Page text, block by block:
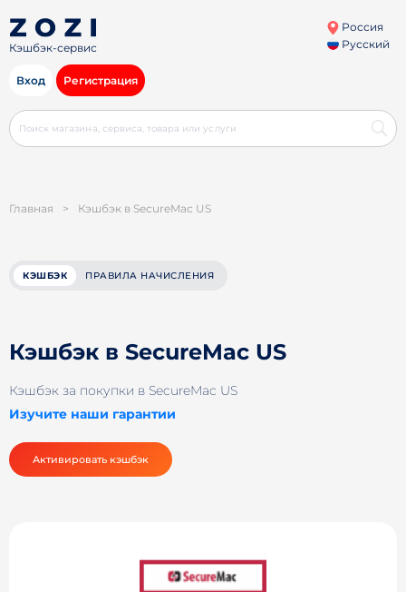
Кэшбэк-сервис
Россия
Русский
Вход Регистрация
Главная > Кэшбэк в SecureMac US
КЭШБЭК ПРАВИЛА НАЧИСЛЕНИЯ
Кэшбэк в SecureMac US
Кэшбэк за покупки в SecureMac US
Изучите наши гарантии
Активировать кэшбэк